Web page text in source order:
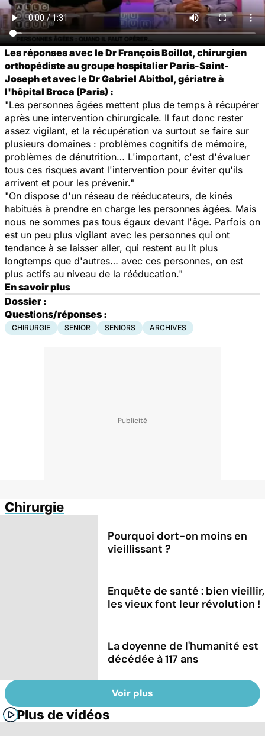
Les réponses avec le Dr François Boillot, chirurgien
orthopédiste au groupe hospitalier Paris-Saint-
Joseph et avec le Dr Gabriel Abitbol, gériatre à
l'hôpital Broca (Paris) :
"Les personnes âgées mettent plus de temps à récupérer
après une intervention chirurgicale. Il faut donc rester
assez vigilant, et la récupération va surtout se faire sur
plusieurs domaines : problèmes cognitifs de mémoire,
problèmes de dénutrition… L'important, c'est d'évaluer
tous ces risques avant l'intervention pour éviter qu'ils
arrivent et pour les prévenir."
"On dispose d'un réseau de rééducateurs, de kinés
habitués à prendre en charge les personnes âgées. Mais
nous ne sommes pas tous égaux devant l'âge. Parfois on
est un peu plus vigilant avec les personnes qui ont
tendance à se laisser aller, qui restent au lit plus
longtemps que d'autres… avec ces personnes, on est
plus actifs au niveau de la rééducation."
En savoir plus
Dossier :
Questions/réponses :
CHIRURGIE SENIOR SENIORS ARCHIVES
Chirurgie
Pourquoi dort-on moins en
vieillissant ?
Enquête de santé : bien vieillir,
les vieux font leur révolution !
La doyenne de l'humanité est
décédée à 117 ans
Voir plus
Plus de vidéos